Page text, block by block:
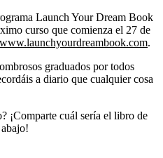
Launch Your Dream Book
curso que comienza el 27 de
www.launchyourdreambook.com.
graduados por todos
a diario que cualquier cosa
¡Comparte cuál sería el libro de